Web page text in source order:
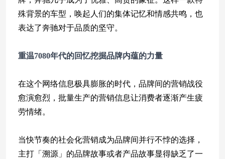
殊背景的车型，唤起人们的集体记忆和情感共鸣，也
表达了奔驰对于品质的坚守。
重温7080年代的回忆挖掘品牌内蕴的力量
在这个网络信息极具膨胀的时代，品牌间的营销战役
愈演愈烈，批量生产的营销信息让消费者逐渐产生疲
劳情绪。
当快节奏的社会化营销成为品牌间并行不悖的选择，
主打「溯源」的品牌故事或者产品故事显得缺乏了一